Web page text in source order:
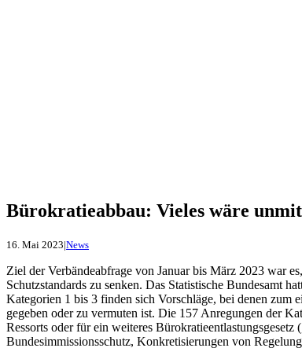
Bürokratieabbau: Vieles wäre
16. Mai 2023|News
Ziel der Verbändeabfrage von Januar bis März 2023 war
Schutzstandards zu senken. Das Statistische Bundesamt
Kategorien 1 bis 3 finden sich Vorschläge, bei denen zum
gegeben oder zu vermuten ist. Die 157 Anregungen der
Ressorts oder für ein weiteres
Bundesimmissionsschutz, Konkretisierungen von